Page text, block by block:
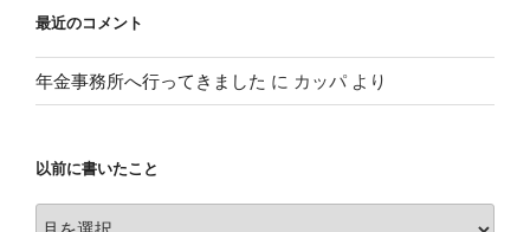
最近のコメント
年金事務所へ行ってきました に カッパより
以前に書いたこと